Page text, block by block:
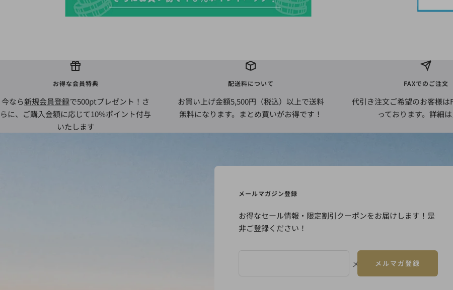
お得な会員特典
今なら新規会員登録で500ptプレゼント！さ
らに、ご購入金額に応じて10%ポイント付与
いたします
配送料について
お買い上げ金額5,500円（税込）以上で送料
無料になります。まとめ買いがお得です！
FAXでのご注文
代引き注文ご希望のお客様は
っております。詳細は
メールマガジン登録
お得なセール情報・限定割引クーポンをお届けします！是
非ご登録ください！
メールアドレス
メルマガ登録